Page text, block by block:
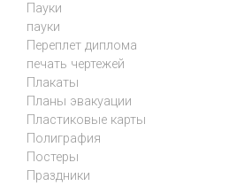
Пауки
пауки
Переплет диплома
печать чертежей
Плакаты
Планы эвакуации
Пластиковые карты
Полиграфия
Постеры
Праздники